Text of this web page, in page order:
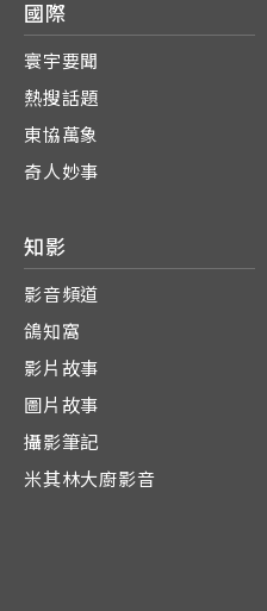
國際
寰宇要聞
熱搜話題
東協萬象
奇人妙事
知影
影音頻道
鴿知窩
影片故事
圖片故事
攝影筆記
米其林大廚影音